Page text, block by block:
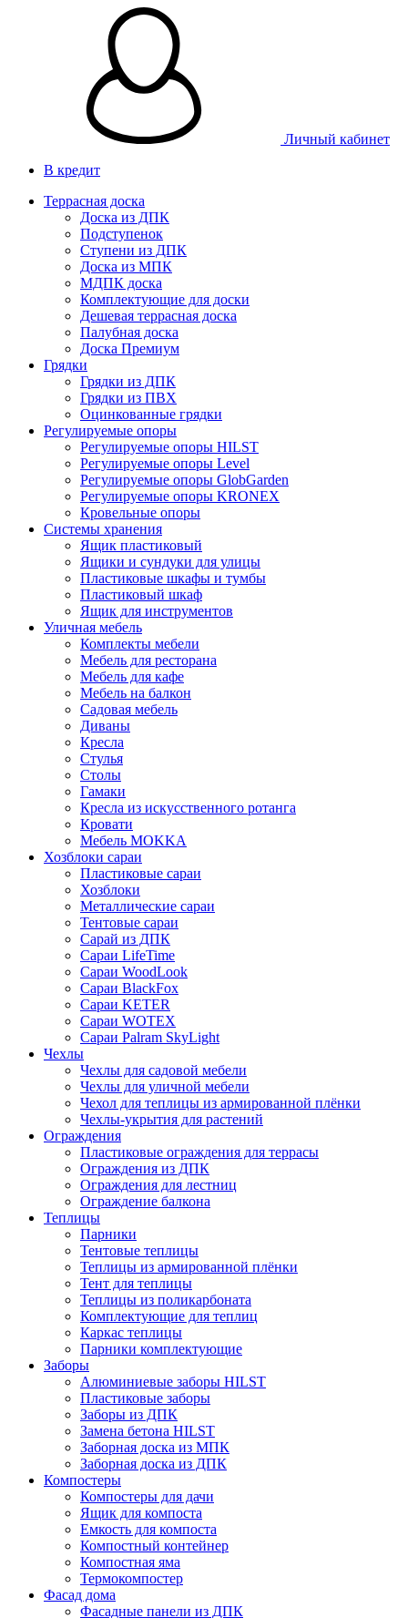
Личный кабинет
В кредит
Террасная доска
Доска из ДПК
Подступенок
Ступени из ДПК
Доска из МПК
МДПК доска
Комплектующие для доски
Дешевая террасная доска
Палубная доска
Доска Премиум
Грядки
Грядки из ДПК
Грядки из ПВХ
Оцинкованные грядки
Регулируемые опоры
Регулируемые опоры HILST
Регулируемые опоры Level
Регулируемые опоры GlobGarden
Регулируемые опоры KRONEX
Кровельные опоры
Системы хранения
Ящик пластиковый
Ящики и сундуки для улицы
Пластиковые шкафы и тумбы
Пластиковый шкаф
Ящик для инструментов
Уличная мебель
Комплекты мебели
Мебель для ресторана
Мебель для кафе
Мебель на балкон
Садовая мебель
Диваны
Кресла
Стулья
Столы
Гамаки
Кресла из искусственного ротанга
Кровати
Мебель MOKKA
Хозблоки сараи
Пластиковые сараи
Хозблоки
Металлические сараи
Тентовые сараи
Сарай из ДПК
Cараи LifeTime
Cараи WoodLook
Сараи BlackFox
Сараи KETER
Сараи WOTEX
Сараи Palram SkyLight
Чехлы
Чехлы для садовой мебели
Чехлы для уличной мебели
Чехол для теплицы из армированной плёнки
Чехлы-укрытия для растений
Ограждения
Пластиковые ограждения для террасы
Ограждения из ДПК
Ограждения для лестниц
Ограждение балкона
Теплицы
Парники
Тентовые теплицы
Теплицы из армированной плёнки
Тент для теплицы
Теплицы из поликарбоната
Комплектующие для теплиц
Каркас теплицы
Парники комплектующие
Заборы
Алюминиевые заборы HILST
Пластиковые заборы
Заборы из ДПК
Замена бетона HILST
Заборная доска из МПК
Заборная доска из ДПК
Компостеры
Компостеры для дачи
Ящик для компоста
Емкость для компоста
Компостный контейнер
Компостная яма
Термокомпостер
Фасад дома
Фасадные панели из ДПК